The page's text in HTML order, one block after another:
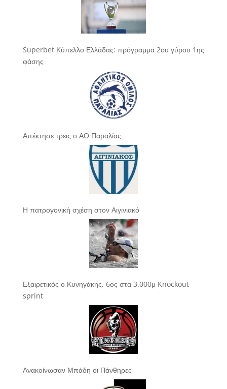
Superbet Κύπελλο Ελλάδας: πρόγραμμα 2ου γύρου 1ης
φάσης
Απέκτησε τρεις ο ΑΟ Παραλίας
Η πατρογονική σχέση στον Αιγινιακό
Εξαιρετικός ο Κυνηγάκης, 6ος στα 3.000μ Knockout
sprint
Ανακοίνωσαν Μπάδη οι Πάνθηρες